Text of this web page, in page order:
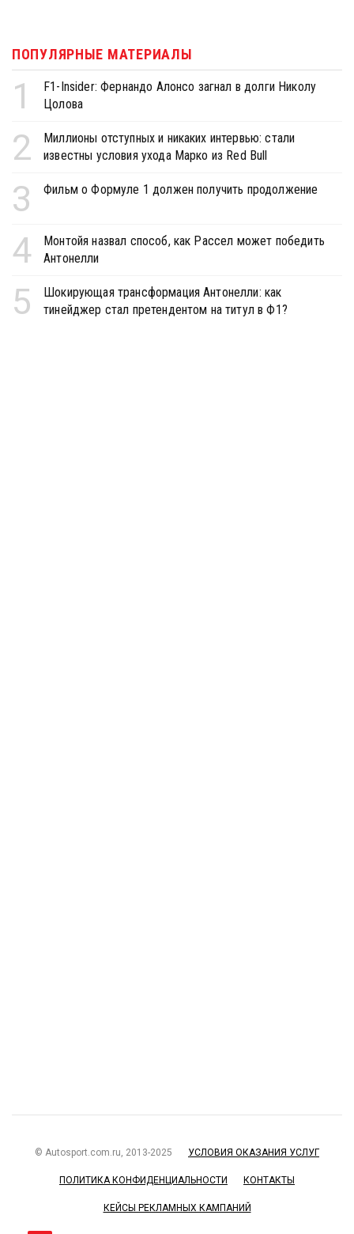
ПОПУЛЯРНЫЕ МАТЕРИАЛЫ
1
F1-Insider: Фернандо Алонсо загнал в долги Николу
Цолова
2
Миллионы отступных и никаких интервью: стали
известны условия ухода Марко из Red Bull
3 Фильм о Формуле 1 должен получить продолжение
4
Монтойя назвал способ, как Рассел может победить
Антонелли
5
Шокирующая трансформация Антонелли: как
тинейджер стал претендентом на титул в Ф1?
© Autosport.com.ru, 2013-2025 УСЛОВИЯ ОКАЗАНИЯ УСЛУГ
ПОЛИТИКА КОНФИДЕНЦИАЛЬНОСТИ КОНТАКТЫ
КЕЙСЫ РЕКЛАМНЫХ КАМПАНИЙ